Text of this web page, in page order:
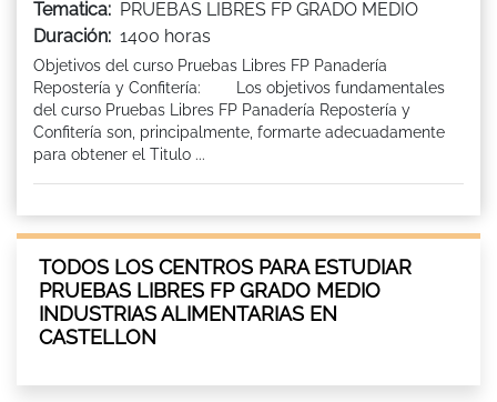
Tematica: PRUEBAS LIBRES FP GRADO MEDIO
Duración: 1400 horas
Objetivos del curso Pruebas Libres FP Panadería
Repostería y Confitería: Los objetivos fundamentales
del curso Pruebas Libres FP Panadería Repostería y
Confitería son, principalmente, formarte adecuadamente
para obtener el Titulo ...
TODOS LOS CENTROS PARA ESTUDIAR
PRUEBAS LIBRES FP GRADO MEDIO
INDUSTRIAS ALIMENTARIAS EN
CASTELLON